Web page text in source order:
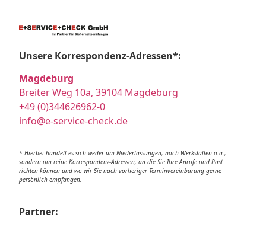
Unsere Korrespondenz-Adressen*:
Magdeburg
Breiter Weg 10a, 39104 Magdeburg
+49 (0)344626962-0
info@e-service-check.de
* Hierbei handelt es sich weder um Niederlassungen, noch Werkstätten o.ä.,
sondern um reine Korrespondenz-Adressen, an die Sie Ihre Anrufe und Post
richten können und wo wir Sie nach vorheriger Terminvereinbarung gerne
persönlich empfangen.
Partner: